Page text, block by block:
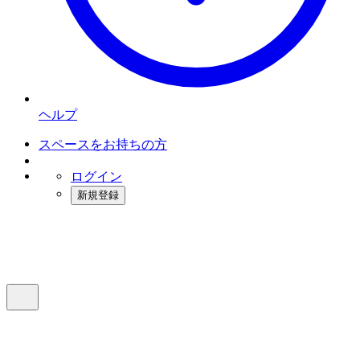
ヘルプ
スペースをお持ちの方
ログイン
新規登録